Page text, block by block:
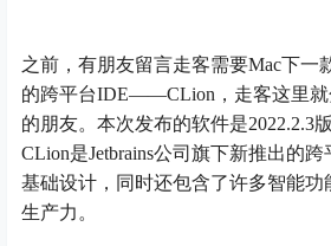
之前，有朋友留言走客需要Mac下一
的跨平台IDE——CLion，走客这里就
的朋友。本次发布的软件是2022.2.3版
CLion是Jetbrains公司旗下新推出的
基础设计，同时还包含了许多智能功
生产力。